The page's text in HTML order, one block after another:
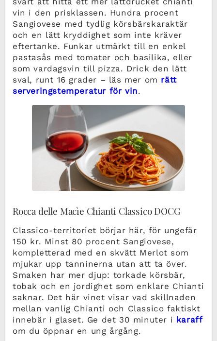
vin i den prisklassen. Hundra procent
Sangiovese med tydlig körsbärskaraktär
och en lätt kryddighet som inte kräver
eftertanke. Funkar utmärkt till en enkel
pastasås med tomater och basilika, eller
som vardagsvin till pizza. Drick den lätt
sval, runt 16 grader – läs mer om rätt
serveringstemperatur för vin.
Rocca delle Macìe Chianti Classico DOCG
Classico-territoriet börjar här, för ungefär
150 kr. Minst 80 procent Sangiovese,
kompletterad med en skvätt Merlot som
mjukar upp tanninerna utan att ta över.
Smaken har mer djup: torkade körsbär,
tobak och en jordighet som enklare Chianti
saknar. Det här vinet visar vad skillnaden
mellan vanlig Chianti och Classico faktiskt
innebär i glaset. Ge det 30 minuter i karaff
om du öppnar en ung årgång.